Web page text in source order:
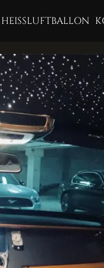
HEISSLUFTBALLON